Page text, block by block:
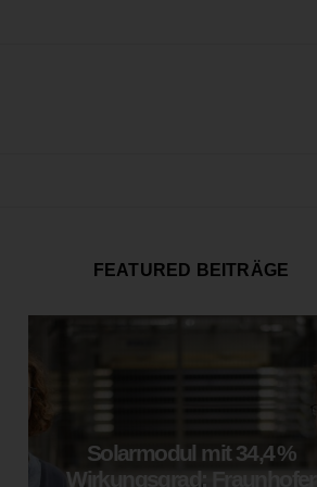
FEATURED BEITRÄGE
Solarmodul mit 34,4 %
Wirkungsgrad: Fraunhofer